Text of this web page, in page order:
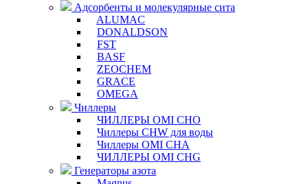
Адсорбенты и молекулярные сита
ALUMAC
DONALDSON
FST
BASF
ZEOCHEM
GRACE
OMEGA
Чиллеры
ЧИЛЛЕРЫ OMI CHO
Чиллеры CHW для воды
Чиллеры OMI CHA
ЧИЛЛЕРЫ OMI CHG
Генераторы азота